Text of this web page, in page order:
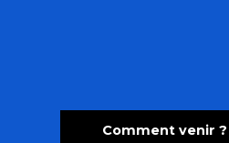
Comment venir ?